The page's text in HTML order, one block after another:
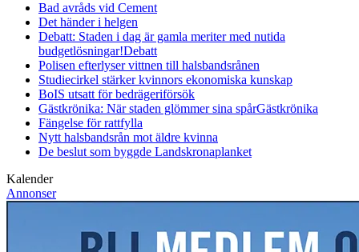
Bad avråds vid Cement
Det händer i helgen
Debatt: Staden i dag är gamla meriter med nutida
budgetlösningar!Debatt
Polisen efterlyser vittnen till halsbandsrånen
Studiecirkel stärker kvinnors ekonomiska kunskap
BoIS utsatt för bedrägeriförsök
Gästkrönika: När staden glömmer sina spårGästkrönika
Fängelse för rattfylla
Nytt halsbandsrån mot äldre kvinna
De beslut som byggde Landskronaplanket
Kalender
Annonser